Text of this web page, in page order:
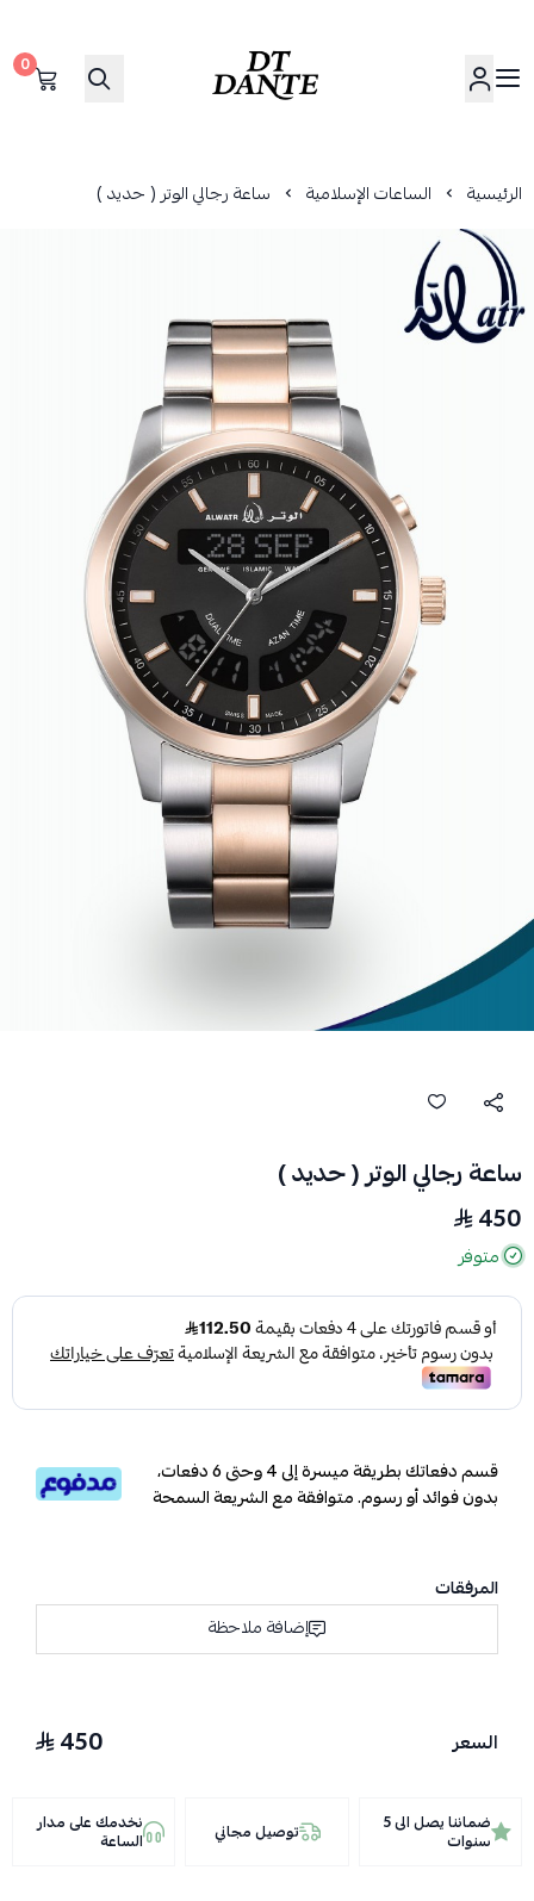
دانتي | DANTE
0
الرئيسية الساعات الإسلامية ساعة رجالي الوتر ( حديد )
ساعة رجالي الوتر ( حديد )
450
متوفر
قسم دفعاتك بطريقة ميسرة إلى 4 وحتى 6 دفعات،
بدون فوائد أو رسوم. متوافقة مع الشريعة السمحة
المرفقات
إضافة ملاحظة
السعر 450
ضماننا يصل الى 5
سنوات توصيل مجاني نخدمك على مدار
الساعة